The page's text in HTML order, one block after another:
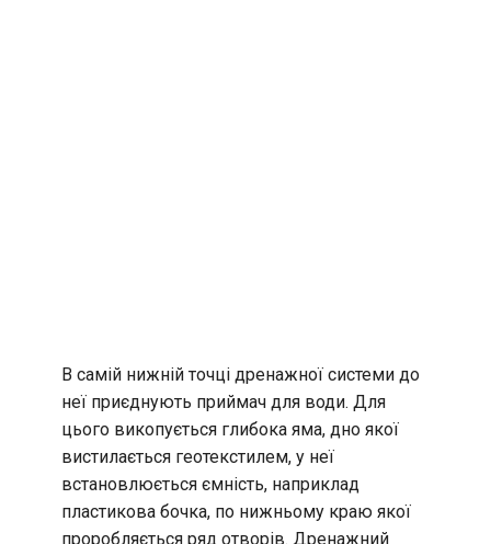
В самій нижній точці дренажної системи до
неї приєднують приймач для води. Для
цього викопується глибока яма, дно якої
вистилається геотекстилем, у неї
встановлюється ємність, наприклад
пластикова бочка, по нижньому краю якої
проробляється ряд отворів. Дренажний